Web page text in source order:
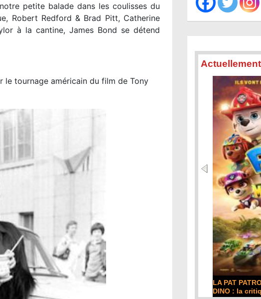
petite balade dans les coulisses du
Robert Redford & Brad Pitt, Catherine
à la cantine, James Bond se détend
le tournage américain du film de Tony
DE LA
film